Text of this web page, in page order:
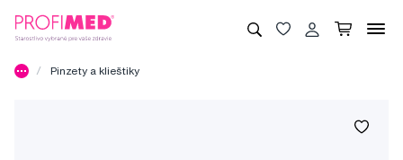
Pinzety a klieštiky